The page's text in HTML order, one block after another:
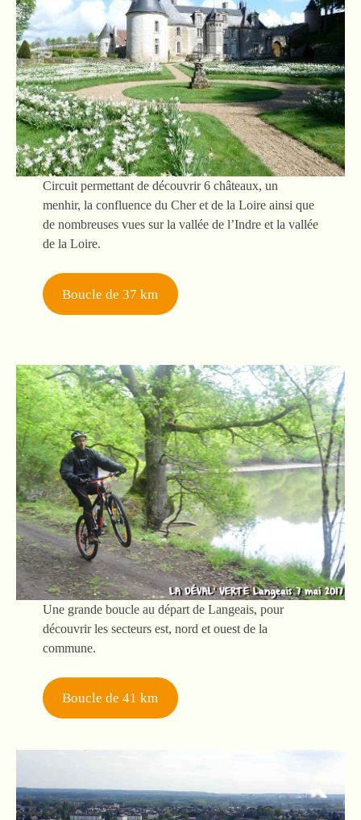
Circuit permettant de découvrir 6 châteaux, un
menhir, la confluence du Cher et de la Loire ainsi que
de nombreuses vues sur la vallée de l’Indre et la vallée
de la Loire.
Boucle de 37 km
Une grande boucle au départ de Langeais, pour
découvrir les secteurs est, nord et ouest de la
commune.
Boucle de 41 km